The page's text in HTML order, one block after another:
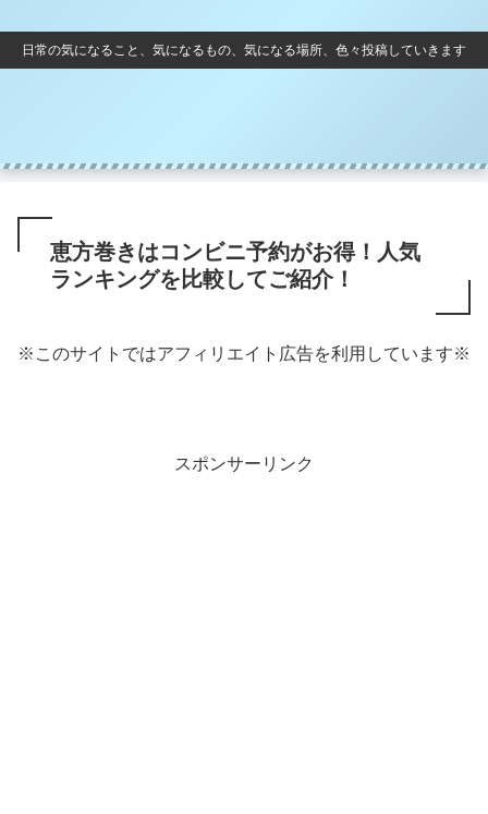
日常の気になること、気になるもの、気になる場所、色々投稿していきます
恵方巻きはコンビニ予約がお得！人気
ランキングを比較してご紹介！
※このサイトではアフィリエイト広告を利用しています※
スポンサーリンク